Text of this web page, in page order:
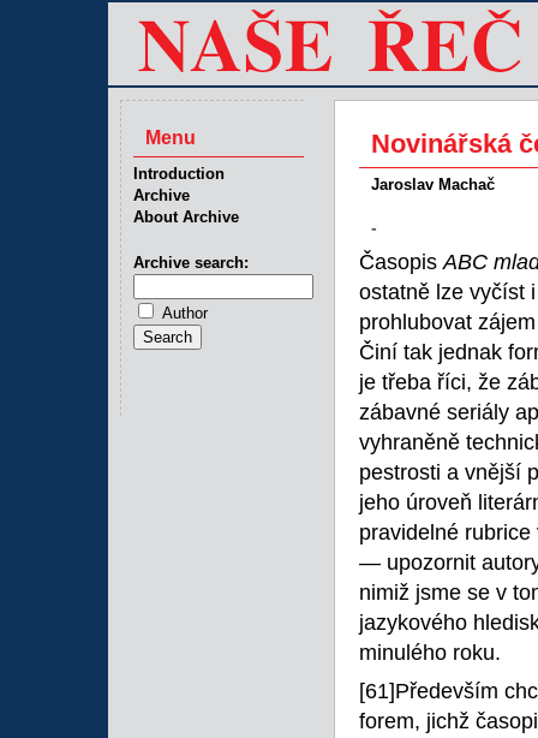
Novinářská
Jaroslav Machač
-
ČasopisABC
ostatně lze vyčíst
prohlubovat
Činí tak jednak
je třeba říci, že
zábavné seriály
vyhraněně
pestrosti a vnější
jeho úroveň
pravidelné
— upozornit
nimiž jsme se v
jazykového
minulého roku.
[61]Především
forem, jichž
Menu
Introduction
Archive
About Archive
Archive search:
Author